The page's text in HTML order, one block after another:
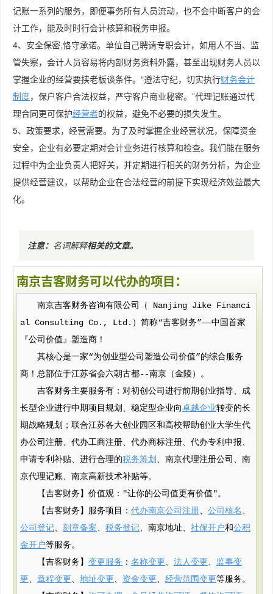
记账一系列的服务，即便事务所有人员流动，也不会中断客户的会
计工作，能及时时行会计核算和税务申报。
4、安全保密,恪守承诺。单位自己聘请专职会计，如用人不当、监
管失察，会计人员容易将内部财务资料外露，甚至出现财务人员以
掌握企业的经营要挟老板谈条件。“遵法守纪，切实执行财务会计
制度，保户客户合法权益，严守客户商业秘密。”代理记账通过代
理合同更可保护经营者的权益，避免不必要的损失发生。
5、政策要求，经营需要。为了及时掌握企业经营状况，保障资金
安全，企业有必要定期对会计业务进行核算和检查。我们能在服务
过程中为企业负责人把好关，并定期进行相关的财务分析，为企业
提供经营建议，以帮助企业在合法经营的前提下实现经济效益最大
化。
注意： 名词解释相关的文章。
南京吉客财务可以代办的项目：
南京吉客财务咨询有限公司（ Nanjing Jike Financi
al Consulting Co., Ltd.）简称“吉客财务”——中国首家
『公司价值』塑造商！
其核心是一家“为创业型公司塑造公司价值”的综合服务
商！总部位于江苏省会六朝古都--南京（金陵）。
吉客财务主要服务有：对初创公司进行前期创业指导、成
长型企业进行中期项目规划、稳定型企业向卓越企业转变的长
期战略规划；联合江苏各大创业园区和高校帮助创业大学生代
办公司注册、代办工商注册、代办商标注册、代办专利申报、
申请专利补贴、进行合理的税务筹划 、南京代理注册公司、南
京代理记账、南京高新技术补贴等。
【吉客财务】价值观："让你的公司值更有价值"。
【吉客财务】服务项目： 代办南京公司注册、 公司核名、
公司登记、 刻章备案、 税务登记、南京地址、 社保开户和公积
金开户等服务。
【吉客财务】 变更服务 ： 名称变更、 法人变更、 监事变
更、 章程变更、 地址变更、 资金变更、 经营范围变更等服务。